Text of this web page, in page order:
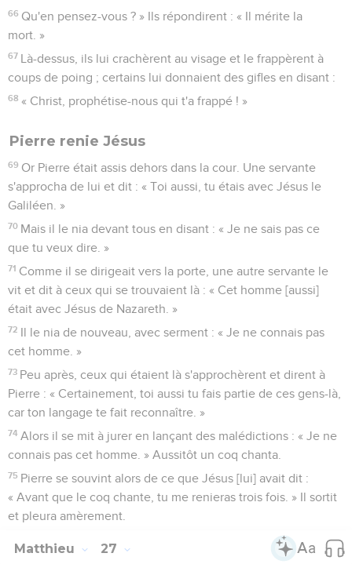
66 Qu'en pensez-vous ? » Ils répondirent : « Il mérite la
mort. »
67 Là-dessus, ils lui crachèrent au visage et le frappèrent à
coups de poing ; certains lui donnaient des gifles en disant :
68 « Christ, prophétise-nous qui t'a frappé ! »
Pierre renie Jésus
69 Or Pierre était assis dehors dans la cour. Une servante
s'approcha de lui et dit : « Toi aussi, tu étais avec Jésus le
Galiléen. »
70 Mais il le nia devant tous en disant : « Je ne sais pas ce
que tu veux dire. »
71 Comme il se dirigeait vers la porte, une autre servante le
vit et dit à ceux qui se trouvaient là : « Cet homme [aussi]
était avec Jésus de Nazareth. »
72 Il le nia de nouveau, avec serment : « Je ne connais pas
cet homme. »
73 Peu après, ceux qui étaient là s'approchèrent et dirent à
Pierre : « Certainement, toi aussi tu fais partie de ces gens-là,
car ton langage te fait reconnaître. »
74 Alors il se mit à jurer en lançant des malédictions : « Je ne
connais pas cet homme. » Aussitôt un coq chanta.
75 Pierre se souvint alors de ce que Jésus [lui] avait dit :
« Avant que le coq chante, tu me renieras trois fois. » Il sortit
et pleura amèrement.
Matthieu 27